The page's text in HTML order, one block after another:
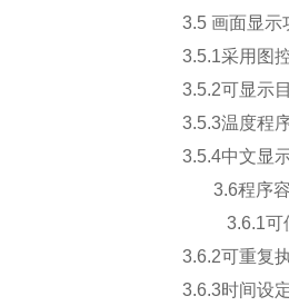
3.5 画面显示
3.5.1采用图
3.5.2可显示
3.5.3温度程
3.5.4中文显
3.6程序容
3.6.1可使
3.6.2可重复
3.6.3时间设